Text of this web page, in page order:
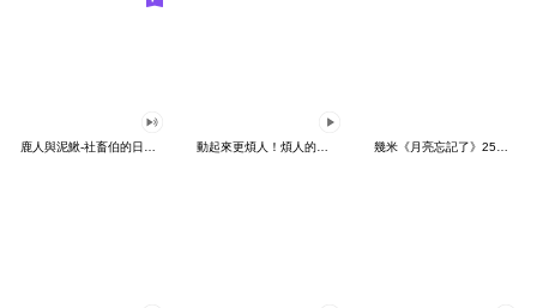
幾米《月亮忘記了》25周年 x 晴天P莉